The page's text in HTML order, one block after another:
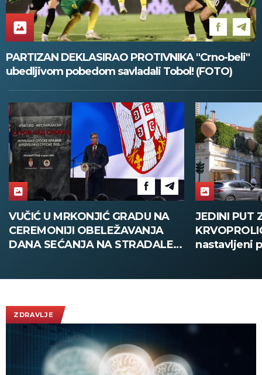
PARTIZAN DEKLASIRAO PROTIVNIKA "Crno-beli"
ubedljivom pobedom savladali Tobol! (FOTO)
VUČIĆ U MRKONJIĆ GRADU NA
CEREMONIJI OBELEŽAVANJA
DANA SEĆANJA NA STRADALE:
JEDINI PUT
nastavljeni
ZDRAVLJE